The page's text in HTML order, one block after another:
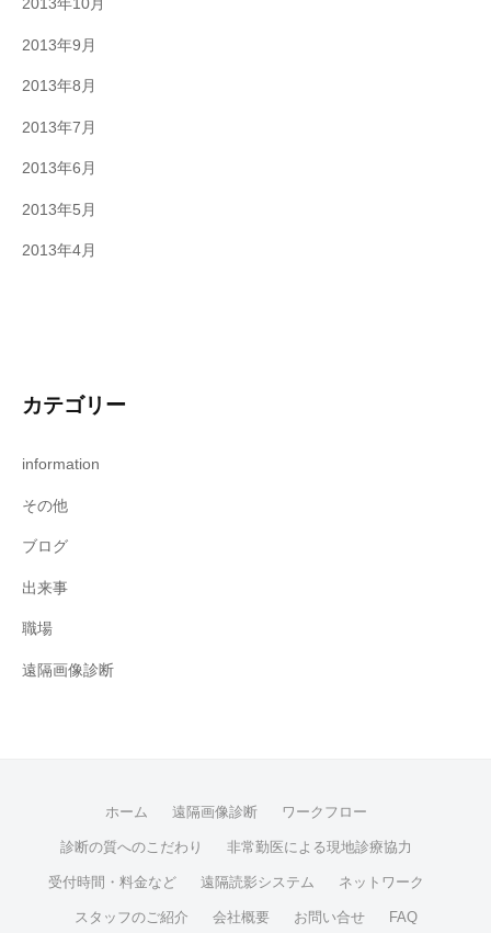
2013年10月
2013年9月
2013年8月
2013年7月
2013年6月
2013年5月
2013年4月
カテゴリー
information
その他
ブログ
出来事
職場
遠隔画像診断
ホーム 遠隔画像診断 ワークフロー
診断の質へのこだわり 非常勤医による現地診療協力
受付時間・料金など 遠隔読影システム ネットワーク
スタッフのご紹介 会社概要 お問い合せ FAQ